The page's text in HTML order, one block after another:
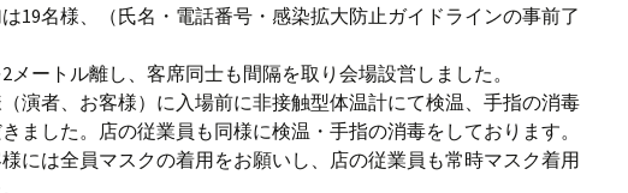
は19名様、（氏名・電話番号・感染拡大防止ガイドラインの事前了
メートル離し、客席同士も間隔を取り会場設営しました。
（演者、お客様）に入場前に非接触型体温計にて検温、手指の消毒
ました。店の従業員も同様に検温・手指の消毒をしております。
様には全員マスクの着用をお願いし、店の従業員も常時マスク着用